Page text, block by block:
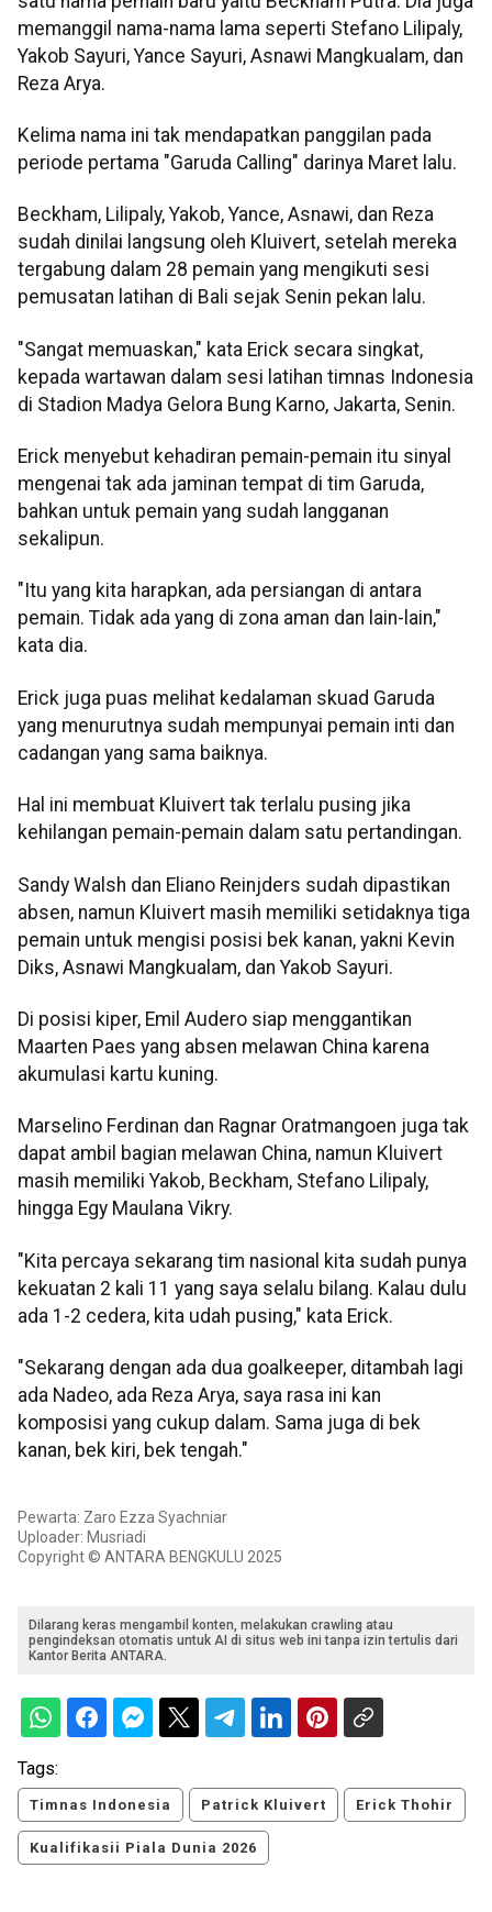
memanggil nama-nama lama seperti Stefano Lilipaly,
Yakob Sayuri, Yance Sayuri, Asnawi Mangkualam, dan
Reza Arya.
Kelima nama ini tak mendapatkan panggilan pada
periode pertama "Garuda Calling" darinya Maret lalu.
Beckham, Lilipaly, Yakob, Yance, Asnawi, dan Reza
sudah dinilai langsung oleh Kluivert, setelah mereka
tergabung dalam 28 pemain yang mengikuti sesi
pemusatan latihan di Bali sejak Senin pekan lalu.
"Sangat memuaskan," kata Erick secara singkat,
kepada wartawan dalam sesi latihan timnas Indonesia
di Stadion Madya Gelora Bung Karno, Jakarta, Senin.
Erick menyebut kehadiran pemain-pemain itu sinyal
mengenai tak ada jaminan tempat di tim Garuda,
bahkan untuk pemain yang sudah langganan
sekalipun.
"Itu yang kita harapkan, ada persiangan di antara
pemain. Tidak ada yang di zona aman dan lain-lain,"
kata dia.
Erick juga puas melihat kedalaman skuad Garuda
yang menurutnya sudah mempunyai pemain inti dan
cadangan yang sama baiknya.
Hal ini membuat Kluivert tak terlalu pusing jika
kehilangan pemain-pemain dalam satu pertandingan.
Sandy Walsh dan Eliano Reinjders sudah dipastikan
absen, namun Kluivert masih memiliki setidaknya tiga
pemain untuk mengisi posisi bek kanan, yakni Kevin
Diks, Asnawi Mangkualam, dan Yakob Sayuri.
Di posisi kiper, Emil Audero siap menggantikan
Maarten Paes yang absen melawan China karena
akumulasi kartu kuning.
Marselino Ferdinan dan Ragnar Oratmangoen juga tak
dapat ambil bagian melawan China, namun Kluivert
masih memiliki Yakob, Beckham, Stefano Lilipaly,
hingga Egy Maulana Vikry.
"Kita percaya sekarang tim nasional kita sudah punya
kekuatan 2 kali 11 yang saya selalu bilang. Kalau dulu
ada 1-2 cedera, kita udah pusing," kata Erick.
"Sekarang dengan ada dua goalkeeper, ditambah lagi
ada Nadeo, ada Reza Arya, saya rasa ini kan
komposisi yang cukup dalam. Sama juga di bek
kanan, bek kiri, bek tengah."
Pewarta: Zaro Ezza Syachniar
Uploader: Musriadi
Copyright © ANTARA BENGKULU 2025
Dilarang keras mengambil konten, melakukan crawling atau
pengindeksan otomatis untuk AI di situs web ini tanpa izin tertulis dari
Kantor Berita ANTARA.
Tags:
Timnas Indonesia Patrick Kluivert Erick Thohir
Kualifikasii Piala Dunia 2026